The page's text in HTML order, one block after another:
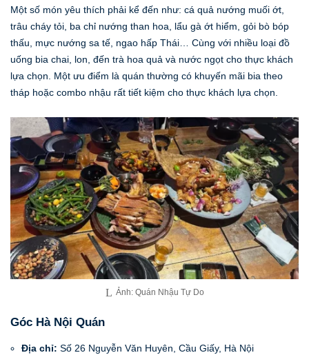
Một số món yêu thích phải kể đến như: cá quả nướng muối ớt,
trâu cháy tỏi, ba chỉ nướng than hoa, lẩu gà ớt hiểm, gỏi bò bóp
thấu, mực nướng sa tế, ngao hấp Thái… Cùng với nhiều loại đồ
uống bia chai, lon, đến trà hoa quả và nước ngọt cho thực khách
lựa chọn. Một ưu điểm là quán thường có khuyến mãi bia theo
tháp hoặc combo nhậu rất tiết kiệm cho thực khách lựa chọn.
Ảnh: Quán Nhậu Tự Do
Góc Hà Nội Quán
Địa chỉ: Số 26 Nguyễn Văn Huyên, Cầu Giấy, Hà Nội